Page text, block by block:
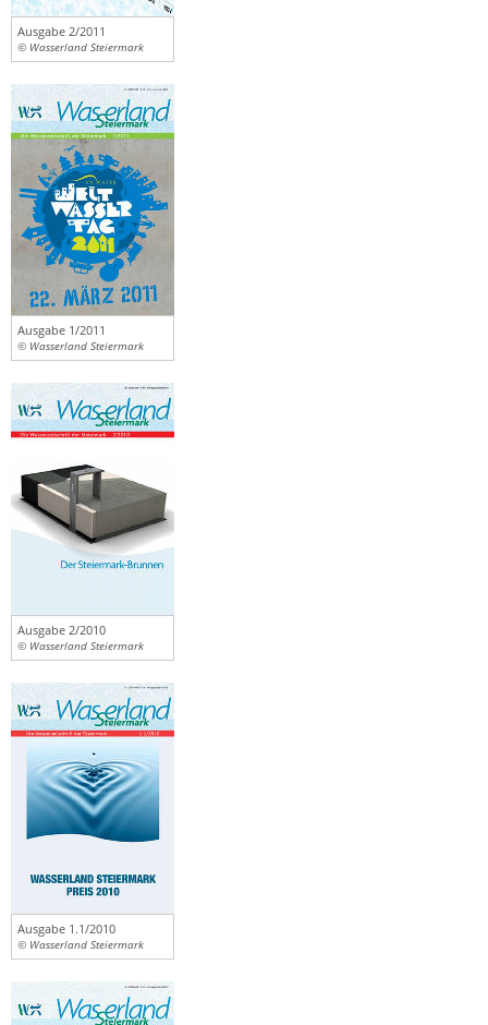
Ausgabe 2/2011
© Wasserland Steiermark
Ausgabe 1/2011
© Wasserland Steiermark
Ausgabe 2/2010
© Wasserland Steiermark
Ausgabe 1.1/2010
© Wasserland Steiermark